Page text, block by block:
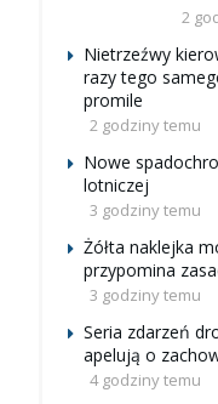
2
Nietrzeźwy
razy tego
promile
2 godziny temu
Nowe
lotniczej
3 godziny temu
Żółta naklejka
przypomina
3 godziny temu
Seria zdarzeń
apelują o
4 godziny temu